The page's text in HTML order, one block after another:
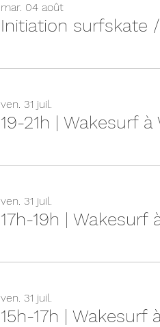
mar. 04 août
Initiation surfskate /
ven. 31 juil.
19-21h | Wakesurf à
ven. 31 juil.
17h-19h | Wakesurf
ven. 31 juil.
15h-17h | Wakesurf